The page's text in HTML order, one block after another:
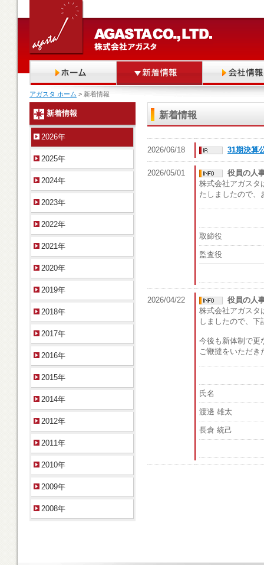
アガスタ ホーム > 新着情報
新着情報
2026/06/18 31期決算
2026/05/01
役員の人
株式会社アガスタ
たしましたので、
取締役
監査役
2026/04/22
役員の人
株式会社アガスタ
しましたので、
今後も新体制で更
ご鞭撻をいただき
氏名
渡邊 雄太
長倉 統己
新着情報
2026年
2025年
2024年
2023年
2022年
2021年
2020年
2019年
2018年
2017年
2016年
2015年
2014年
2012年
2011年
2010年
2009年
2008年